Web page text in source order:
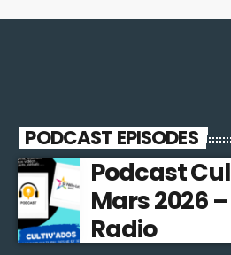
PODCAST EPISODES
Podcast
Mars 2026
Radio